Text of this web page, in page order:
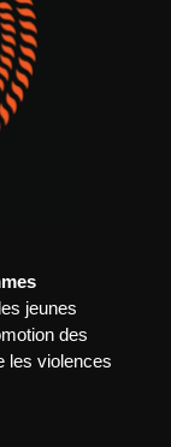
jeunes
des
les violences